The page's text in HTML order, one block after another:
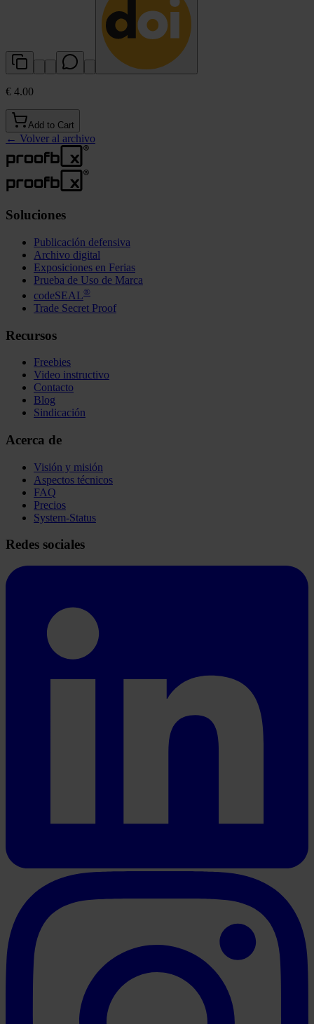
€ 4.00
Add to Cart
← Volver al archivo
Soluciones
Publicación defensiva
Archivo digital
Exposiciones en Ferias
Prueba de Uso de Marca
codeSEAL®
Trade Secret Proof
Recursos
Freebies
Video instructivo
Contacto
Blog
Sindicación
Acerca de
Visión y misión
Aspectos técnicos
FAQ
Precios
System-Status
Redes sociales